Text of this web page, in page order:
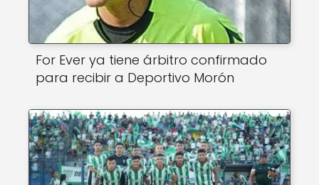
For Ever ya tiene árbitro confirmado
para recibir a Deportivo Morón